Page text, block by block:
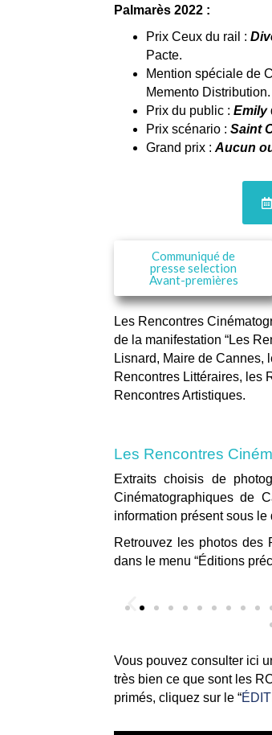
Palmarès 2022 :
Prix Ceux du rail :
Pacte.
Mention spéciale de
Memento Distribution.
Prix du public : Emily
Prix scénario : Saint
Grand prix : Aucun
Communiqué de
presse selection
Avant-premières
Les Rencontres
de la manifestation “Les
Lisnard, Maire de Cannes,
Rencontres Littéraires, les
Rencontres Artistiques.
Les Rencontres
Extraits choisis de
Cinématographiques de
information présent sous le
Retrouvez les photos des
dans le menu “Éditions
Vous pouvez consulter ici
très bien ce que sont les
primés, cliquez sur le “